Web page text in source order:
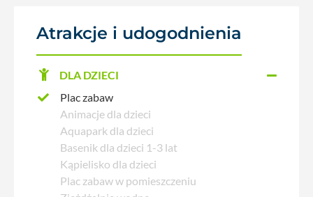
Atrakcje i udogodnienia
DLA DZIECI
Plac zabaw
Animacje dla dzieci
Aquapark dla dzieci
Basenik dla dzieci 1-3 lat
Kąpielisko dla dzieci
Plac zabaw w pomieszczeniu